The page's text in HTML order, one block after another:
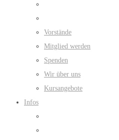
Vorstände
Mitglied werden
Spenden
Wir über uns
Kursangebote
Infos